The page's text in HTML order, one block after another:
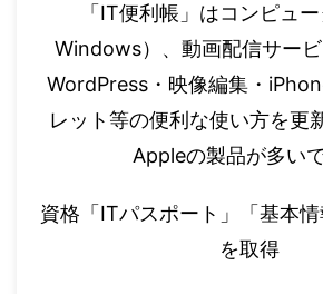
「IT便利帳」はコンピュー
Windows）、動画配信サービ
WordPress・映像編集・
レット等の便利な使い方を更
Appleの製品が多いで
資格「ITパスポート」「基本情
を取得